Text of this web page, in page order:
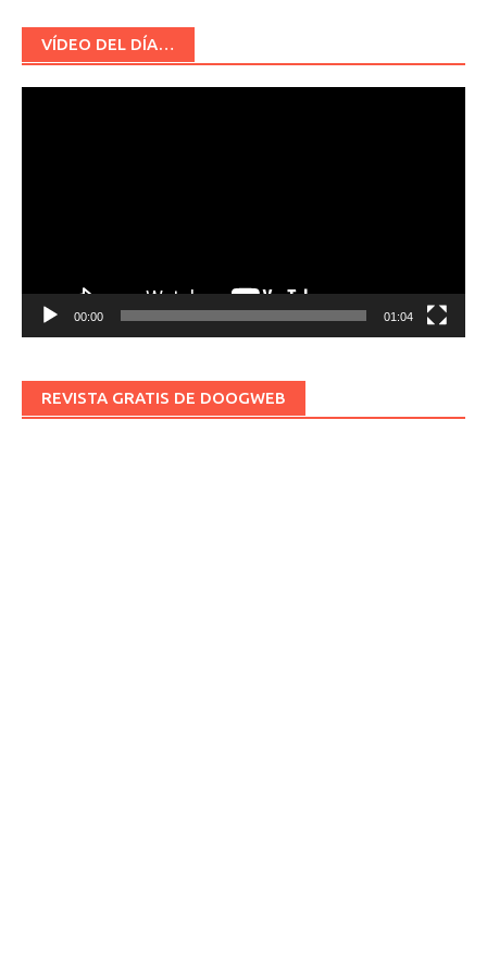
VÍDEO DEL DÍA…
00:00 01:04
REVISTA GRATIS DE DOOGWEB